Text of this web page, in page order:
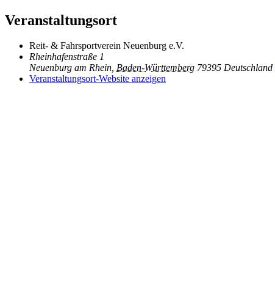
Veranstaltungsort
Reit- & Fahrsportverein Neuenburg e.V.
Rheinhafenstraße 1
Neuenburg am Rhein, Baden-Württemberg 79395 Deutschland
Veranstaltungsort-Website anzeigen